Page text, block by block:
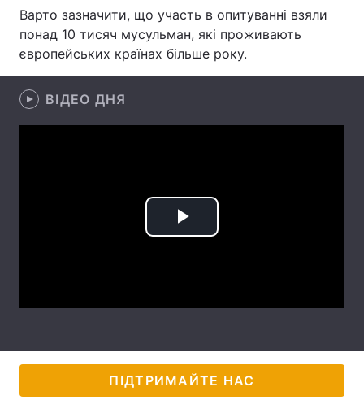
Здоров'я Туризм
Цікавинки Погода
Екологія
Варто зазначити, що участь в опитуванні взяли
понад 10 тисяч мусульман, які проживають
європейських країнах більше року.
ВІДЕО ДНЯ
Play
ПІДТРИМАЙТЕ НАС